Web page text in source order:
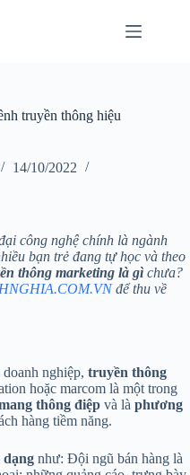
truyền thông hiệu
14/10/2022
công nghệ chính là ngành
bạn trẻ đang tự học và theo
thông marketing là gì chưa?
để thu về
nghiệp, truyền thông
hoặc marcom là một trong
thông điệp và là phương
hàng tiềm năng.
dạng như: Đội ngũ bán hàng là